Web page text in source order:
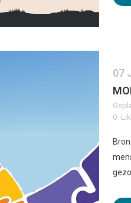
07
0